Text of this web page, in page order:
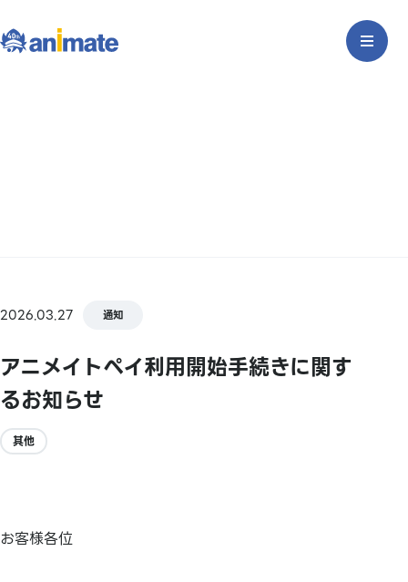
2026.03.27 通知
アニメイトペイ利用開始手続きに関す
るお知らせ
其他
お客様各位